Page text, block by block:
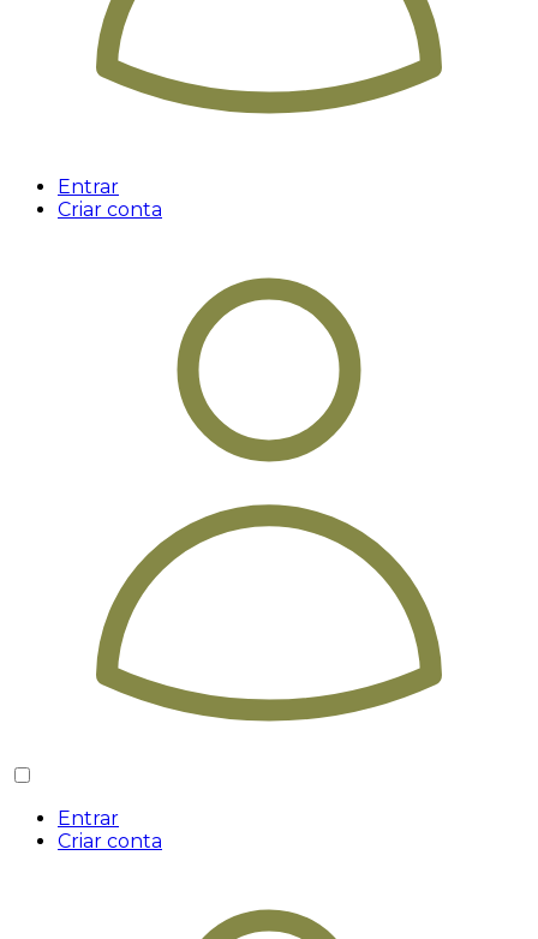
Entrar
Criar conta
Entrar
Criar conta